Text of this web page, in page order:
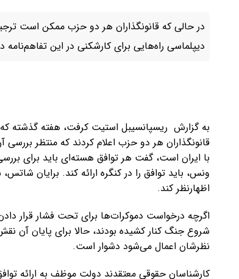
در حالی که قانونگذاران هر دو حزب ممکن است
دیپلماسی راه‌هایی برای کارشکنی در این تفاهم‌نامه
به گزارش ریسپانسیبل استیت کرفت، هفته گذشته
قانونگذاران هر دو حزب اعلام کردند که منتظر
با ایران است، گفت هر توافق هسته‌ای باید برای
ونس، باید توافق را در کنگره ارائه کند. برایان
اظهارنظر کند.
اگرچه درخواست دموکرات‌ها برای تحت فشار قرار
شروع جنگ کنار کشیده بودند، حالا برای پایان آن
نظرشان اعمال می‌شود دشوار است.
کارشناسان حقوقی معتقدند دولت موظف به ارائه